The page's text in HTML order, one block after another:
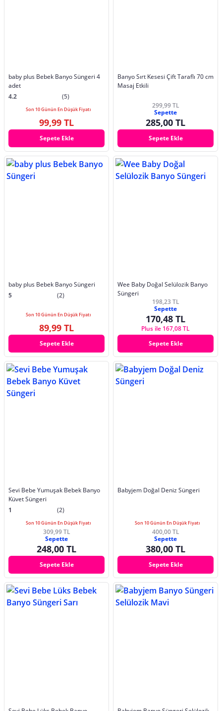
baby plus Bebek Banyo Süngeri 4
adet
4.2
(5)
Son 10 Günün En Düşük Fiyatı
99,99 TL
Sepete Ekle
Banyo Sırt Kesesi Çift Taraflı 70 cm
Masaj Etkili
299,99 TL
Sepette
285,00 TL
Sepete Ekle
baby plus Bebek Banyo Süngeri
5
(2)
Son 10 Günün En Düşük Fiyatı
89,99 TL
Sepete Ekle
Wee Baby Doğal Selülozik Banyo
Süngeri
198,23 TL
Sepette
170,48 TL
Plus ile 167,08 TL
Sepete Ekle
Sevi Bebe Yumuşak Bebek Banyo
Küvet Süngeri
1
(2)
Son 10 Günün En Düşük Fiyatı
309,99 TL
Sepette
248,00 TL
Sepete Ekle
Babyjem Doğal Deniz Süngeri
Son 10 Günün En Düşük Fiyatı
400,00 TL
Sepette
380,00 TL
Sepete Ekle